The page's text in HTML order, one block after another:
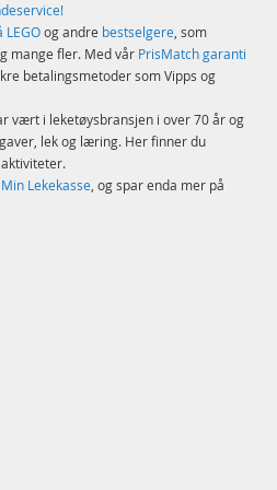
LEGOog andre bestselgere, som
mange fler. Med vår PrisMatch garanti
betalingsmetoder som Vipps og
vært i leketøysbransjen i over 70 år og
lek og læring. Her finner du
Lekekasse, og spar enda mer på